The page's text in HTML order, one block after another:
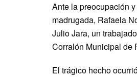
Ante la preocupación
madrugada, Rafaela
Julio Jara, un
Corralón Municipal de
El trágico hecho